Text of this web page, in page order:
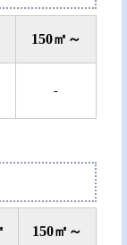
150㎡～
-
150㎡～